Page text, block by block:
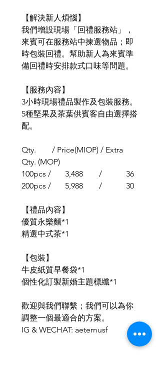
【解決新人煩惱】
我們增設現場「回禮服務站」，
來賓可在服務站中揀選物品；即
時包裝回禮。幫助新人為來賓準
備回禮時安排款式口味等問題。
【服務內容】
3小時現場禮品製作及包裝服務。
5種堅果及茶葉供賓客自由選擇搭
配。
Qty. / Price(MIOP) / Extra
Qty. (MOP)
100pcs / 3,488 / 36
200pcs / 5,988 / 30
【禮品內容】
優質永樂麵*1
精選中式茶*1
【包裝】
牛皮紙質早餐袋*1
個性化訂製新婚主題標纖*1
歡迎與我們聯繫；我們可以為你
調整一個最適合的方案。
IG & WECHAT: aeternusf